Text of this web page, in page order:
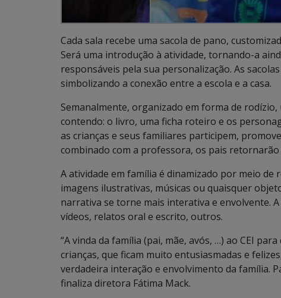
Cada sala recebe uma sacola de pano,
Será uma introdução à atividade, tornando-a
responsáveis pela sua personalização. As
simbolizando a conexão entre a escola e a casa.
Semanalmente, organizado em forma de
contendo: o livro, uma ficha roteiro e os
as crianças e seus familiares participem,
combinado com a professora, os pais
A atividade em família é dinamizado por meio
imagens ilustrativas, músicas ou quaisquer
narrativa se torne mais interativa e envolvente.
vídeos, relatos oral e escrito, outros.
“A vinda da família (pai, mãe, avós, …) ao CEI
crianças, que ficam muito entusiasmadas e
verdadeira interação e envolvimento da família.
finaliza diretora Fátima Mack.